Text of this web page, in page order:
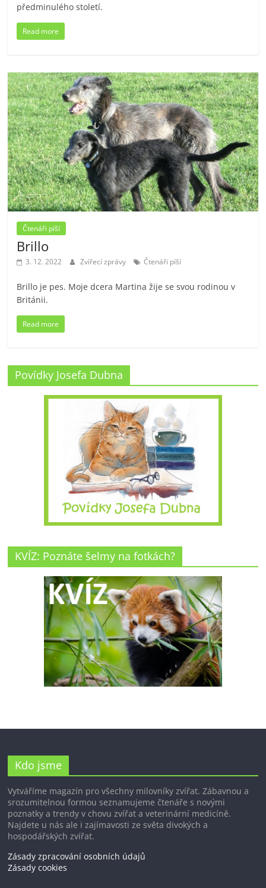
předminulého století.
Read more
Čtenáři píší
Brillo
3. 12. 2022 Zvířecí zprávy Čtenáři píší
Brillo je pes. Moje dcera Martina žije se svou rodinou v
Británii.
Read more
Povídky Josefa Dubna
KVÍZ: Poznáte šelmy na fotkách?
Kdo jsme
Vytváříme magazín pro všechny milovníky zvířat. Zábavnou a
srozumitelnou formou seznamujeme čtenáře s novými
poznatky a trendy v chovu zvířat a veterinární medicíně.
Najdete u nás ale i zajímavosti ze světa divokých a
hospodářských zvířat.
Zásady zpracování osobních údajů
Zásady cookies